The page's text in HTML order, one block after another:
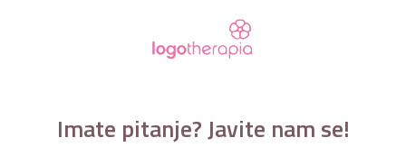
Imate pitanje? Javite nam se!